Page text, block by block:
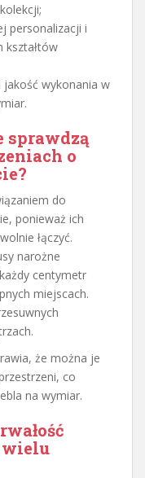
personalizacji i
kształtów
jakość wykonania w
sprawdzą
o
do
ponieważ ich
łączyć.
narożne
centymetr
miejscach.
że można je
co
na wymiar.
wielu